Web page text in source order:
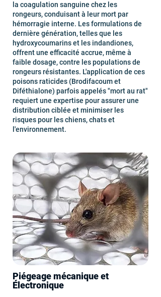
la coagulation sanguine chez les
rongeurs, conduisant à leur mort par
hémorragie interne. Les formulations de
dernière génération, telles que les
hydroxycoumarins et les indandiones,
offrent une efficacité accrue, même à
faible dosage, contre les populations de
rongeurs résistantes. L'application de ces
poisons raticides (Brodifacoum et
Diféthialone) parfois appelés "mort au rat"
requiert une expertise pour assurer une
distribution ciblée et minimiser les
risques pour les chiens, chats et
l'environnement.
Piégeage mécanique et
Électronique